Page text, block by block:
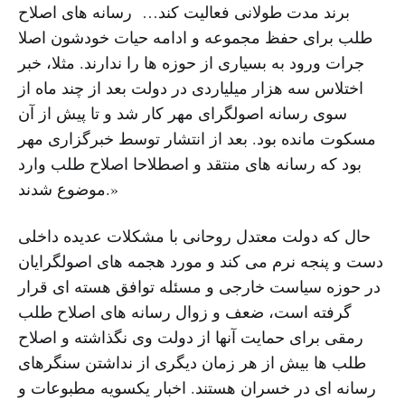
برند مدت طولانی فعالیت کند… رسانه های اصلاح
طلب برای حفظ مجموعه و ادامه حیات خودشون اصلا
جرات ورود به بسیاری از حوزه ها را ندارند. مثلا، خبر
اختلاس سه هزار میلیاردی در دولت بعد از چند ماه از
سوی رسانه اصولگرای مهر کار شد و تا پیش از آن
مسکوت مانده بود. بعد از انتشار توسط خبرگزاری مهر
بود که رسانه های منتقد و اصطلاحا اصلاح طلب وارد
موضوع شدند.»
حال که دولت معتدل روحانی با مشکلات عدیده داخلی
دست و پنجه نرم می کند و مورد هجمه های اصولگرایان
در حوزه سیاست خارجی و مسئله توافق هسته ای قرار
گرفته است، ضعف و زوال رسانه های اصلاح طلب
رمقی برای حمایت آنها از دولت وی نگذاشته و اصلاح
طلب ها بیش از هر زمان دیگری از نداشتن سنگرهای
رسانه ای در خسران هستند. اخبار یکسویه مطبوعات و